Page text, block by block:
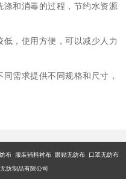
和消毒的过程，节约水资源
，使用方便，可以减少人力
需求提供不同规格和尺寸，
布 服装辅料衬布 眼贴无纺布 口罩无纺布
纺制品有限公司